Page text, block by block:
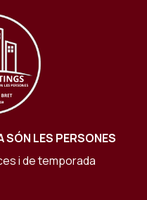
SÓN LES PERSONES
i de temporada